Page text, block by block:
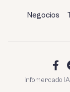
Negocios
Infomercado IA